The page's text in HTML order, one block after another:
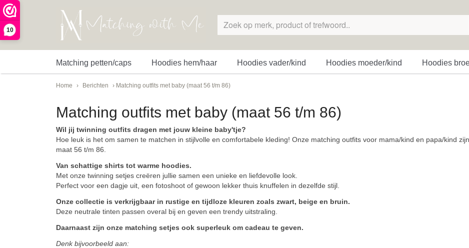
10
Matching petten/caps Hoodies hem/haar Hoodies vader/kind Hoodies moeder/kind Hoodies
Home › Berichten › Matching outfits met baby (maat 56 t/m 86)
Matching outfits met baby (maat 56 t/m 86)
Wil jij twinning outfits dragen met jouw kleine baby'tje?
Hoe leuk is het om samen te matchen in stijlvolle en comfortabele kleding! Onze matching outfits voor mama/kind en papa/kind
maat 56 t/m 86.
Van schattige shirts tot warme hoodies.
Met onze twinning setjes creëren jullie samen een unieke en liefdevolle look.
Perfect voor een dagje uit, een fotoshoot of gewoon lekker thuis knuffelen in dezelfde stijl.
Onze collectie is verkrijgbaar in rustige en tijdloze kleuren zoals zwart, beige en bruin.
Deze neutrale tinten passen overal bij en geven een trendy uitstraling.
Daarnaast zijn onze matching setjes ook superleuk om cadeau te geven.
Denk bijvoorbeeld aan: